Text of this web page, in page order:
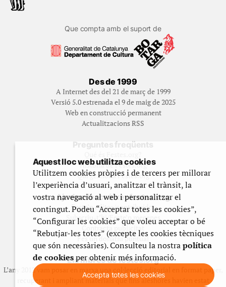
Que compta amb el suport de
Des de 1999
A Internet des del 21 de març de 1999
Versió 5.0 estrenada el 9 de maig de 2025
Web en construcció permanent
Actualitzacions RSS
Preguntes freqüents
Història de Festes.org
Qui gestiona Festes.org
Ajuda a fer créixer festes.org
Feste’n editor/contribuidor
Subscriu-t’hi/Feste’n mecenes
Contracta publicitat
Fes un donatiu puntual
Els llibres de festes.org
L’any 2012 vam posar en marxa una col·lecció editorial en format paper,
recuperant i ampliant materials que fins aleshores havien estat
Aquest lloc web utilitza cookies
Utilitzem cookies pròpies i de tercers per millorar
l’experiència d’usuari, analitzar el trànsit, la
vostra navegació al web i personalitzar el
contingut. Podeu “Acceptar totes les cookies”,
“Configurar les cookies” que voleu acceptar o bé
“Rebutjar-les totes” (excepte les cookies tècniques
que són necessàries). Consulteu la nostrapolítica
de cookiesper obtenir més informació.
Accepta totes les cookies